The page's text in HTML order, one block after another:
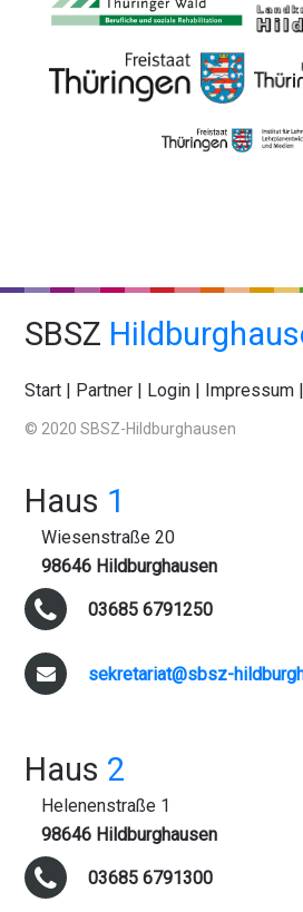
SBSZ
Start Partner Login Impressum
© 2020 SBSZ-Hildburghausen
Haus 1
Wiesenstraße 20
98646 Hildburghausen
03685 6791250
sekretariat@sbsz-
Haus 2
Helenenstraße 1
98646 Hildburghausen
03685 6791300